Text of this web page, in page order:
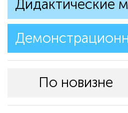
Дидактические
По новизне